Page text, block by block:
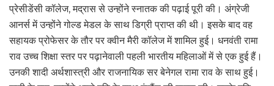
प्रेसीडेंसी कॉलेज, मद्रास से उन्होंने स्नातक की पढ़ाई पूरी की। अंग्रेजी
आनर्स में उन्होंने गोल्ड मेडल के साथ डिग्री प्राप्त की थी। इसके बाद वह
सहायक प्रोफेसर के तौर पर क्वीन मैरी कॉलेज में शामिल हुई। धनवंती रामा
राव उच्च शिक्षा स्तर पर पढ़ानेवाली पहली भारतीय महिलाओं में से एक हुई हैं।
उनकी शादी अर्थशास्त्री और राजनायिक सर बेनेगल रामा राव के साथ हुई।